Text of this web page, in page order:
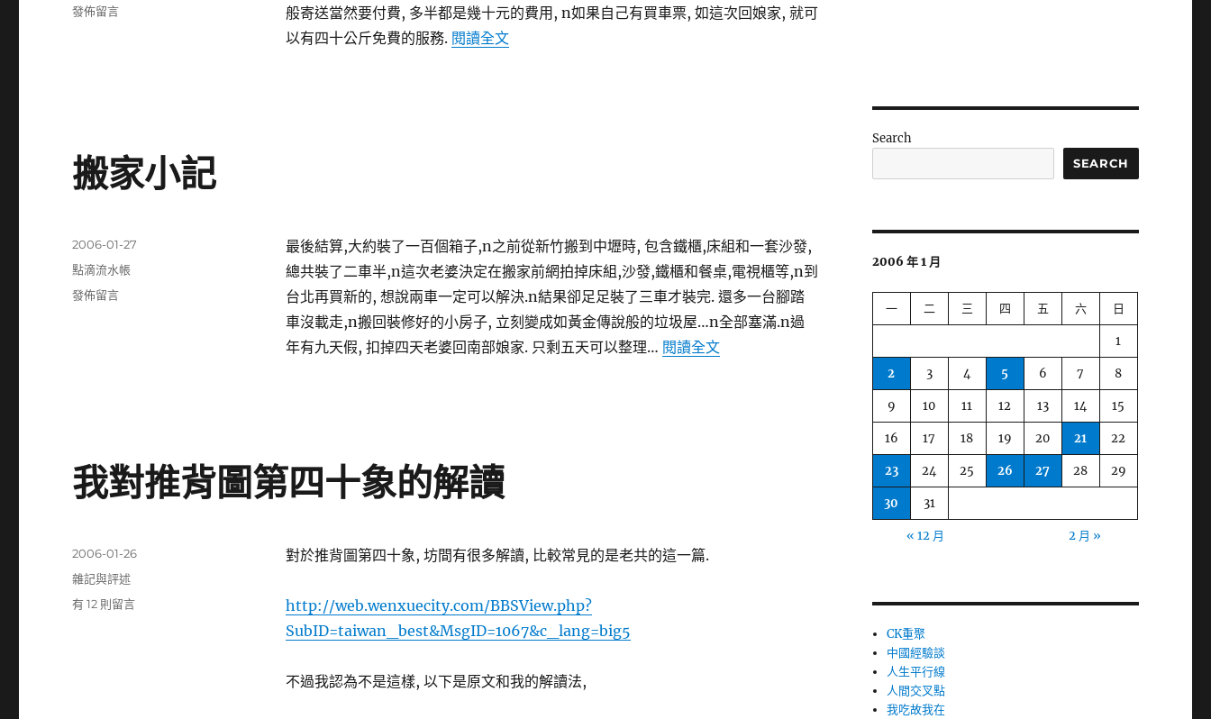
般寄送當然要付費, 多半都是幾十元的費用, n如果自己有買車票, 如這次回娘家, 就可
以有四十公斤免費的服務. 閱讀全文〈鐵路貨運新據點-萬華車站〉
期:
類
在
萬
華
發佈留言
搬家小記
最後結算,大約裝了一百個箱子,n之前從新竹搬到中壢時, 包含鐵櫃,床組和一套沙發,
總共裝了二車半,n這次老婆決定在搬家前網拍掉床組,沙發,鐵櫃和餐桌,電視櫃等,n到
台北再買新的, 想說兩車一定可以解決.n結果卻足足裝了三車才裝完. 還多一台腳踏
車沒載走,n搬回裝修好的小房子, 立刻變成如黃金傳說般的垃圾屋…n全部塞滿.n過
年有九天假, 扣掉四天老婆回南部娘家. 只剩五天可以整理… 閱讀全文〈搬家小記〉
發
佈
期:
2006-01-27
分
類
點滴流水帳
在
發佈留言
我對推背圖第四十象的解讀
對於推背圖第四十象, 坊間有很多解讀, 比較常見的是老共的這一篇.
http://web.wenxuecity.com/BBSView.php?
SubID=taiwan_best&MsgID=1067&c_lang=big5
不過我認為不是這樣, 以下是原文和我的解讀法,
發
佈
期:
2006-01-26
分
類
雜記與評述
在
有 12 則留言
Search
SEARCH
2006 年 1 月
一 二 三 四 五 六 日
1
2 3 4 5 6 7 8
9 10 11 12 13 14 15
16 17 18 19 20 21 22
23 24 25 26 27 28 29
30 31
« 12 月 2 月 »
CK重聚
中國經驗談
人生平行線
人間交叉點
我吃故我在